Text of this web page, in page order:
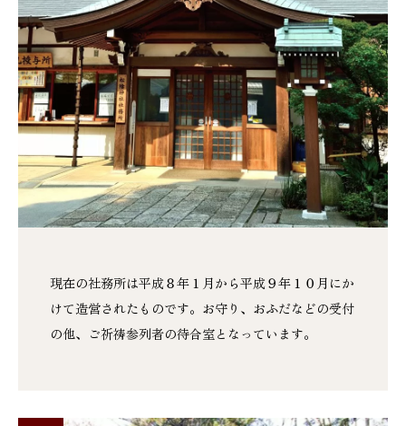
現在の社務所は平成８年１月から平成９年１０月にか
けて造営されたものです。お守り、おふだなどの受付
の他、ご祈祷参列者の待合室となっています。